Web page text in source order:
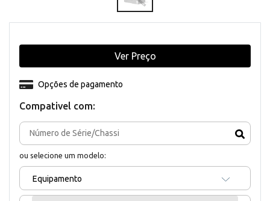
Compativel com:
ou selecione um modelo:
Equipamento
Opções de pagamento
Ver Preço